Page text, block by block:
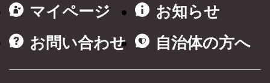
マイページ
お知らせ
お問い合わせ
自治体の方へ